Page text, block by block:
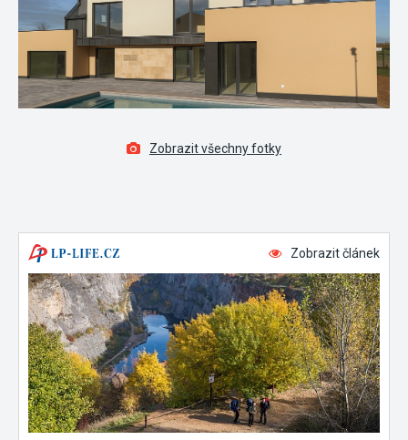
Zobrazit všechny fotky
Zobrazit článek